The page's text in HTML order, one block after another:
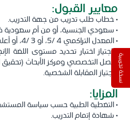
معايير القبول:
• خطاب طلب تدريب من جهة التدريب.
• سعودي الجنسية، أو من أم
• المعدل التراكمي 4 /5، أو 3 /4، أو أعلى.
• اجتياز اختبار تحديد مستوى اللغة
فيصل التخصصي ومركز الأبحاث (تحقيق
• اجتياز المقابلة الشخصية.
المزايا:
• التغطية الطبية حسب سياسة
• شهادة إتمام التدريب.
نسخة تجريبية